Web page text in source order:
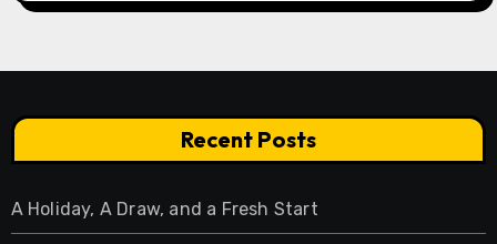
Recent Posts
A Holiday, A Draw, and a Fresh Start